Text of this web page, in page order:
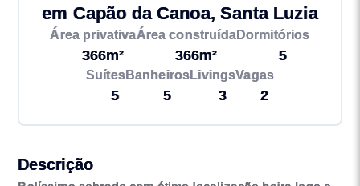
em Capão da Canoa, Santa Luzia
Área privativa
366m²
Área construída
366m²
Dormitórios
5
Suítes
5
Banheiros
5
Livings
3
Vagas
2
Descrição